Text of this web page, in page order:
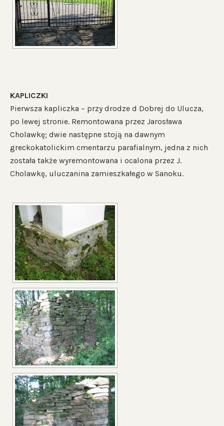
KAPLICZKI
Pierwsza kapliczka – przy drodze d Dobrej do Ulucza,
po lewej stronie. Remontowana przez Jarosława
Cholawkę; dwie następne stoją na dawnym
greckokatolickim cmentarzu parafialnym, jedna z nich
została także wyremontowana i ocalona przez J.
Cholawkę, uluczanina zamieszkałego w Sanoku.